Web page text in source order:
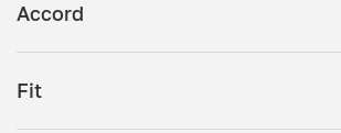
Accord
Fit